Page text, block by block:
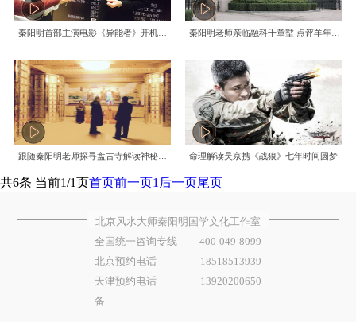
秦阳明首部主演电影《异能者》开机仪式现场 秦阳明老师亲临融科千章墅 点评羊年家居风水
跟随秦阳明老师探寻盘古寺解读神秘的寺院风水 命理解读吴京携《战狼》七年时间圆梦
共6条 当前1/1页首页前一页1 后一页尾页
北京风水大师秦阳明国学文化工作室
全国统一咨询专线
400-049-8099
北京预约电话
18518513939
天津预约电话
13920200650
备